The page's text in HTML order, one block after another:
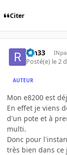
Citer
ren33
Posté(e) le 2
AUTEUR
Mon e8200 est
En effet je viens
d'un pote et à
multi.
Donc pour
très bien dans ce